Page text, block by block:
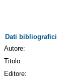
Dati bibliografici
Autore:
Titolo:
Editore: